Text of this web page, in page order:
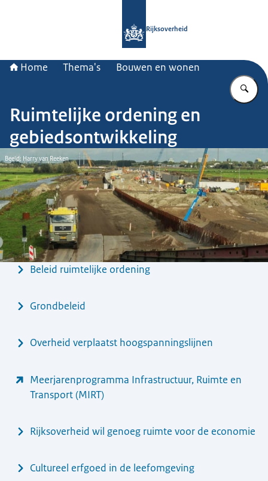
Rijksoverheid
Home Thema's Bouwen en wonen
Ruimtelijke ordening en
gebiedsontwikkeling
Beeld: Harry van Reeken
MenuBeleid ruimtelijke ordening
Grondbeleid
Overheid verplaatst hoogspanningslijnen
Meerjarenprogramma Infrastructuur, Ruimte en
Transport (MIRT)
Rijksoverheid wil genoeg ruimte voor de economie
Cultureel erfgoed in de leefomgeving